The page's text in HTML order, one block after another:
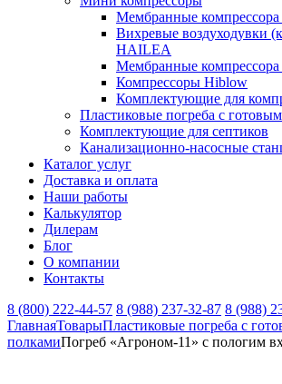
Мембранные
Вихревые воздуходувки
HAILEA
Мембранные
Компрессоры Hiblow
Комплектующие для
Пластиковые погреба с
Комплектующие для септиков
Канализационно-насосные
Каталог услуг
Доставка и оплата
Наши работы
Калькулятор
Дилерам
Блог
О компании
Контакты
8 (800) 222-44-57 8 (988) 237-32-87 8 (988)
ГлавнаяТоварыПластиковые погреба с
полкамиПогреб «Агроном-11» с пологим